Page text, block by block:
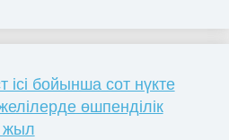
ісі бойынша сот нүкте
өшпенділік
жыл